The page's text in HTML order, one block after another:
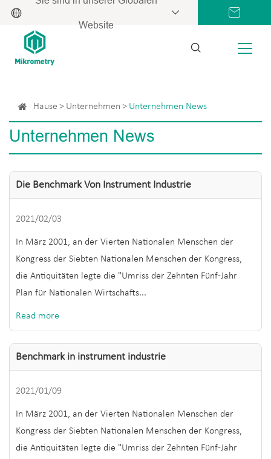
Website
Hause Unternehmen Unternehmen News
Unternehmen News
Die Benchmark Von Instrument Industrie
2021/02/03
In März 2001, an der Vierten Nationalen Menschen der
Kongress der Siebten Nationalen Menschen der Kongress,
die Antiquitäten legte die "Umriss der Zehnten Fünf-Jahr
Plan für Nationalen Wirtschafts...
Read more
Benchmark in instrument industrie
2021/01/09
In März 2001, an der Vierten Nationalen Menschen der
Kongress der Siebten Nationalen Menschen der Kongress,
die Antiquitäten legte die "Umriss der Zehnten Fünf-Jahr